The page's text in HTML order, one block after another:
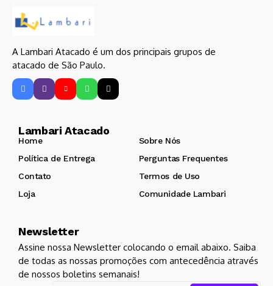
A Lambari Atacado é um dos principais grupos de
atacado de São Paulo.
Lambari Atacado
Home
Sobre Nós
Política de Entrega
Perguntas Frequentes
Contato
Termos de Uso
Loja
Comunidade Lambari
Newsletter
Assine nossa Newsletter colocando o email abaixo. Saiba
de todas as nossas promoções com antecedência através
de nossos boletins semanais!